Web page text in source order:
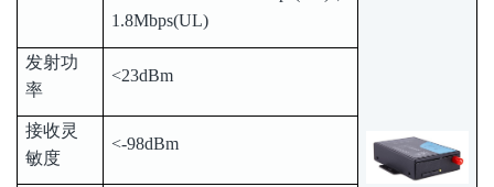
1.8Mbps(UL)
发射功
率
<23dBm
接收灵
敏度
<-98dBm